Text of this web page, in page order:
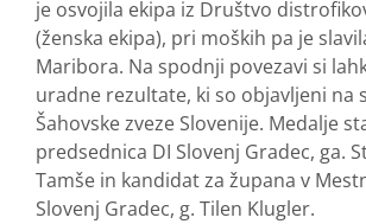
je osvojila ekipa iz Društvo
(ženska ekipa), pri moških pa je
Maribora. Na spodnji povezavi si
uradne rezultate, ki so objavljeni na
Šahovske zveze Slovenije. Medalje
predsednica DI Slovenj Gradec, ga.
Tamše in kandidat za župana v
Slovenj Gradec, g. Tilen Klugler.